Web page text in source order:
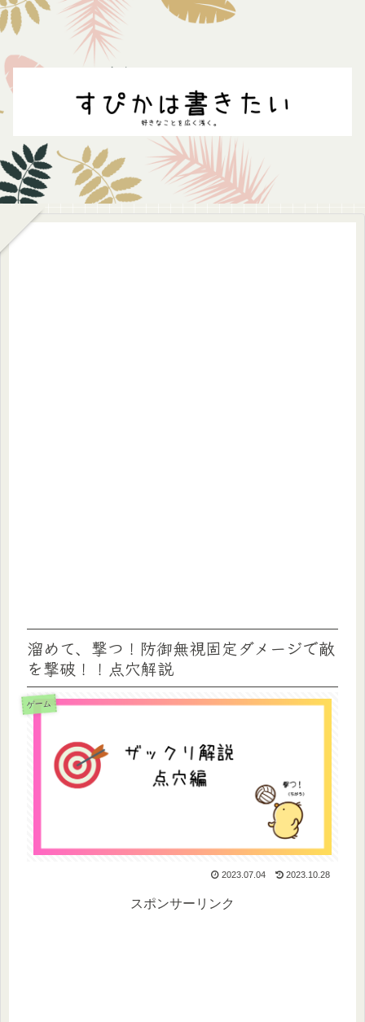
溜めて、撃つ！防御無視固定ダメージで敵
を撃破！！点穴解説
ゲーム
2023.07.04 2023.10.28
スポンサーリンク